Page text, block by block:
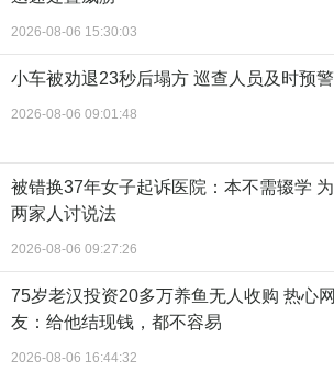
2026-08-06 15:30:03
小车被劝退23秒后塌方 巡查人员及时预警
2026-08-06 09:01:48
被错换37年女子起诉医院：本不需辍学 为
两家人讨说法
2026-08-06 09:27:26
75岁老汉投资20多万养鱼无人收购 热心网
友：给他结现钱，都不容易
2026-08-06 16:44:32